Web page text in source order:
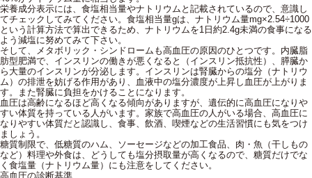
栄養成分表示には、食塩相当量やナトリウムと記載されているので、意識し
てチェックしてみてください。食塩相当量gは、ナトリウム量mg×2.54÷1000
という計算方法で算出できるため、ナトリウムを1日約2.4g未満の食事になる
よう減塩に努めてみて下さい。
そして、メタボリック・シンドロームも高血圧の原因のひとつです。内臓脂
肪型肥満で、インスリンの働きが悪くなると（インスリン抵抗性）、膵臓か
ら大量のインスリンが分泌します。インスリンは腎臓からの塩分（ナトリウ
ム）の排泄を妨げる作用があり、血液中の塩分濃度が上昇し血圧が上がりま
す。また腎臓に負担をかけることになります。
血圧は高齢になるほど高くなる傾向がありますが、遺伝的に高血圧になりや
すい体質を持っている人がいます。家族で高血圧の人がいる場合、高血圧に
なりやすい体質だと認識し、食事、飲酒、喫煙などの生活習慣にも気をつけ
ましょう。
糖質制限で、低糖質のハム、ソーセージなどの加工食品、肉・魚（干しもの
など）料理や外食は、どうしても塩分摂取量が高くなるので、糖質だけでな
く食塩量（ナトリウム量）にも注意をしてください。
高血圧の診断基準